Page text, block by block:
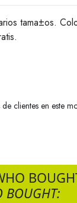
tama±os.
clientes en este
BOUGHT: